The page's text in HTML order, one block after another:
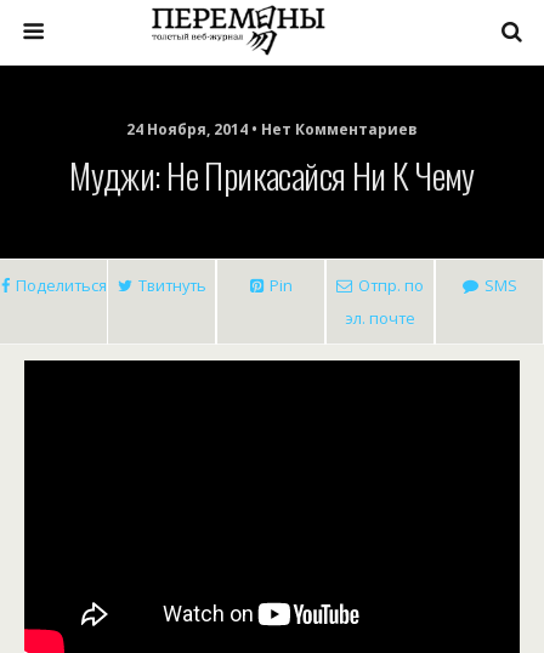
24 Ноября, 2014 • Нет Комментариев
Муджи: Не Прикасайся Ни К Чему
Поделиться Твитнуть Pin
Отпр. по
эл. почте
SMS